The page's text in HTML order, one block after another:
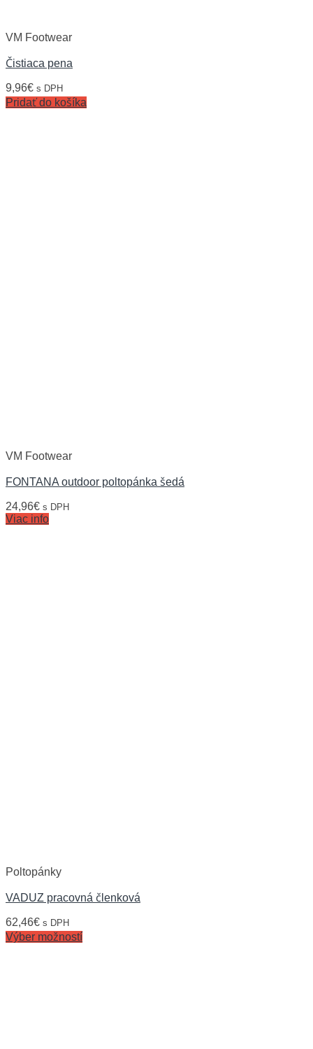
VM Footwear
Čistiaca pena
9,96€ s DPH
Pridať do košíka
VM Footwear
FONTANA outdoor poltopánka šedá
24,96€ s DPH
Viac info
Poltopánky
VADUZ pracovná členková
62,46€ s DPH
Výber možností